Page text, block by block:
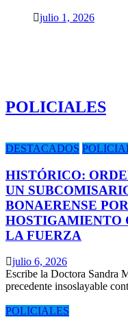
julio 1, 2026
POLICIALES
DESTACADOS
HISTÓRICO:
UN
BONAERENSE
HOSTIGAMIENTO
LA FUERZA
julio 6, 2026
Escribe la Doctora Sandra
precedente insoslayable
POLICIALES